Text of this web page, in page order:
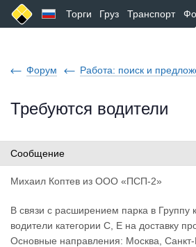
Торги Груз Транспорт
Форум Работа: поиск и
Требуются водители
Сообщение
Михаил Коптев из ООО «ПСП-2»
В связи с расширением парка в
водители категории С, Е на доставку
Основные направления: Москва, Санкт-